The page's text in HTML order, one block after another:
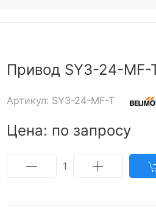
Привод SY3-24-MF-
Артикул: SY3-24-MF-T
Цена: по запросу
1